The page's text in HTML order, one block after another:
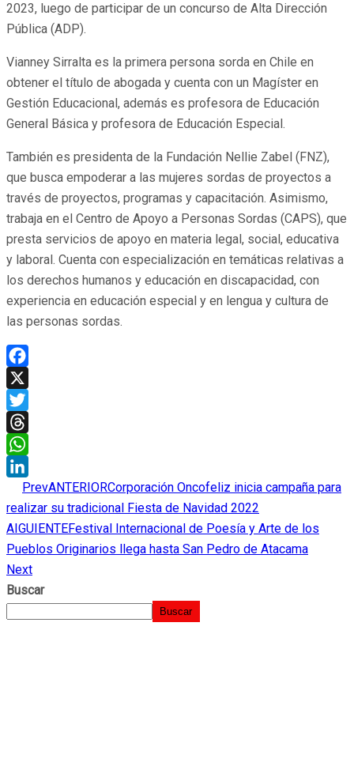
2023, luego de participar de un concurso de Alta Dirección
Pública (ADP).
Vianney Sirralta es la primera persona sorda en Chile en
obtener el título de abogada y cuenta con un Magíster en
Gestión Educacional, además es profesora de Educación
General Básica y profesora de Educación Especial.
También es presidenta de la Fundación Nellie Zabel (FNZ),
que busca empoderar a las mujeres sordas de proyectos a
través de proyectos, programas y capacitación. Asimismo,
trabaja en el Centro de Apoyo a Personas Sordas (CAPS), que
presta servicios de apoyo en materia legal, social, educativa
y laboral. Cuenta con especialización en temáticas relativas a
los derechos humanos y educación en discapacidad, con
experiencia en educación especial y en lengua y cultura de
las personas sordas.
Facebook
X
Twitter
Threads
WhatsApp
LinkedIn
PrevANTERIORCorporación Oncofeliz inicia campaña para
realizar su tradicional Fiesta de Navidad 2022
AIGUIENTEFestival Internacional de Poesía y Arte de los
Pueblos Originarios llega hasta San Pedro de Atacama
Next
Buscar
Buscar